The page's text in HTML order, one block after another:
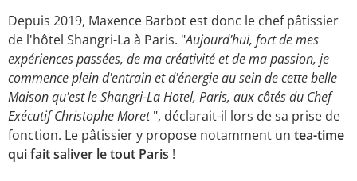
Depuis 2019, Maxence Barbot est donc le chef pâtissier
de l'hôtel Shangri-La à Paris. "Aujourd'hui, fort de mes
expériences passées, de ma créativité et de ma passion, je
commence plein d'entrain et d'énergie au sein de cette belle
Maison qu'est le Shangri-La Hotel, Paris, aux côtés du Chef
Exécutif Christophe Moret", déclarait-il lors de sa prise de
fonction. Le pâtissier y propose notamment un tea-time
qui fait saliver le tout Paris !